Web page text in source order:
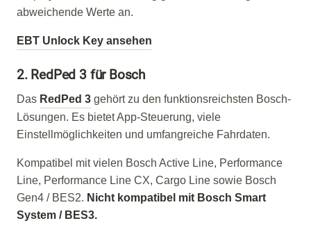
abweichende Werte an.
EBT Unlock Key ansehen
2. RedPed 3 für Bosch
Das RedPed 3 gehört zu den funktionsreichsten Bosch-
Lösungen. Es bietet App-Steuerung, viele
Einstellmöglichkeiten und umfangreiche Fahrdaten.
Kompatibel mit vielen Bosch Active Line, Performance
Line, Performance Line CX, Cargo Line sowie Bosch
Gen4 / BES2. Nicht kompatibel mit Bosch Smart
System / BES3.